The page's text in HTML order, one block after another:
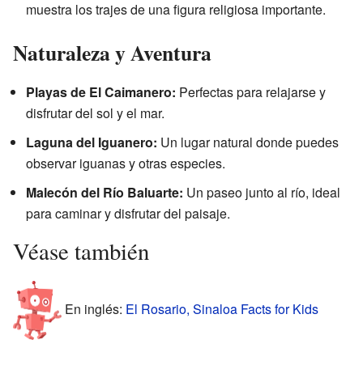
muestra los trajes de una figura religiosa importante.
Naturaleza y Aventura
Playas de El Caimanero: Perfectas para relajarse y
disfrutar del sol y el mar.
Laguna del Iguanero: Un lugar natural donde puedes
observar iguanas y otras especies.
Malecón del Río Baluarte: Un paseo junto al río, ideal
para caminar y disfrutar del paisaje.
Véase también
En inglés: El Rosario, Sinaloa Facts for Kids